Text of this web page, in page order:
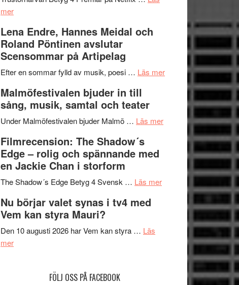
genrens
vidsträckta
merom
Trustorhärvan
–
fascinerande,
spännande
ger
mycket
att
på
Lena Endre, Hannes Meidal och
Roland Pöntinen avslutar
Scensommar på Artipelag
Efter en sommar fylld av musik, poesi … Läs merom
Hannes
Roland
Pöntinen
avslutar
Artipelag
Malmöfestivalen bjuder in till
sång, musik, samtal och teater
Under Malmöfestivalen bjuder Malmö … Läs merom
Malmöfestivalen
Filmrecension: The Shadow´s
Edge – rolig och spännande med
en Jackie Chan i storform
The Shadow´s Edge Betyg 4 Svensk … Läs merom
Filmrecension:
Shadow
Nu börjar valet synas i tv4 med
Vem kan styra Mauri?
Den 10 augusti 2026 har Vem kan styra … Läs
merom
FÖLJ OSS PÅ FACEBOOK